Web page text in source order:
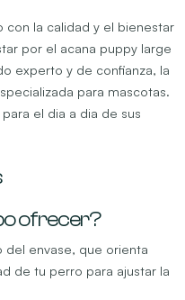
la calidad y el bienestar
por el acana puppy large
experto y de confianza, la
para mascotas.
el dia a dia de sus
ofrecer?
del envase, que orienta
de tu perro para ajustar la